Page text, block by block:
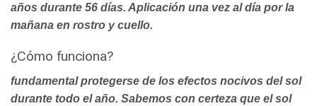
años durante 56 días. Aplicación una vez al día por la
mañana en rostro y cuello.
¿Cómo funciona?
fundamental protegerse de los efectos nocivos del sol
durante todo el año. Sabemos con certeza que el sol